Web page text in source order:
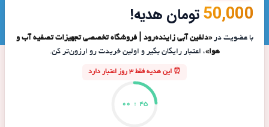
در بهبود سلامت خانواده‌ها و صنایع ایفا کرده است.50,000تومان هدیه!
با عضویت در«دلفین آبی زاینده‌رود | فروشگاه تخصصی تجهیزات تصفیه آب و
هوا»، اعتبار رایگان بگیر و اولین خریدت رو ارزون‌تر کن.
⏰ این هدیه فقط 3 روز اعتبار دارد
45
:
00